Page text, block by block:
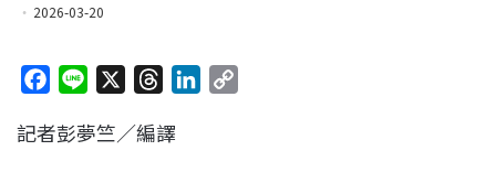
2026-03-20
c
n
r
記者彭夢竺／編譯